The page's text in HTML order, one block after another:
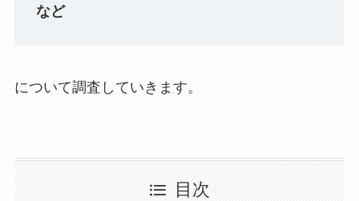
など
について調査していきます。
目次